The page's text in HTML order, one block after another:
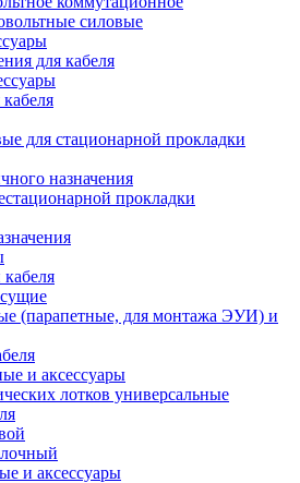
силовые
для кабеля
для стационарной прокладки
назначения
прокладки
(парапетные, для монтажа ЭУИ) и
и аксессуары
лотков универсальные
и аксессуары